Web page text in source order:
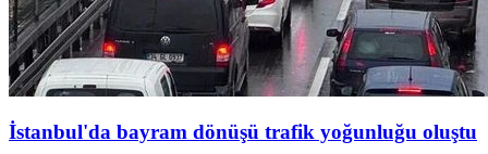
İstanbul'da bayram dönüşü trafik yoğunluğu oluştu